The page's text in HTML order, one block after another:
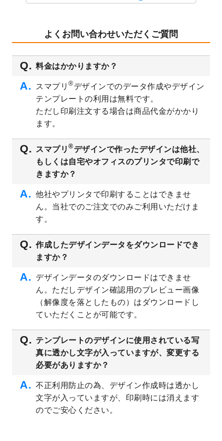
2023/9/1
2024年版1月始まりのカレンダーデザイン
オリジナルサイズ、変型サイズで作成でき
るようになりました！
2023/8/18
チケットのデザインテンプレートを追加し
ました。
2023/8/7
【新商品】チケット
が作成できるようにな
りました！
美容・エステのチラシデザインテンプレー
トを追加しました。
いたしました。
2023/6/12
うちわのデザインテンプレート
を公開いた
しました。
を公開いたしました。
2023/5/9
書類カバー（見積書表紙）のデザインテン
追加しました。
2023/4/20
2023/4/18
セミナー・講演会のチラシデザインテンプ
レートを追加しました。
2023/4/18
スポーツジム・フィットネスクラブのチラ
シデザインテンプレート
2023/3/16
シール・ラベルのデザインテンプレートを
公開いたしました。
2023/3/13
封筒（長3、洋長3、角2）のデザインテンプ
レートを追加しました。
2023/3/13
クリアファイルのデザインテンプレート
追加しました。
2023/3/2
パワーポイント版テンプレートをダウンロ
よくお問い合わせいただくご質問
料金はかかりますか？
スマプリ ®デザインでのデータ作成やデザイン
テンプレートの利用は無料です。
ただし印刷注文する場合は商品代金がかかり
ます。
スマプリ ®デザインで作ったデザインは他社、
もしくは自宅やオフィスのプリンタで印刷で
きますか？
他社やプリンタで印刷することはできませ
ん。当社でのご注文でのみご利用いただけま
す。
作成したデザインデータをダウンロードでき
ますか？
デザインデータのダウンロードはできませ
ん。ただしデザイン確認用のプレビュー画像
（解像度を落としたもの）はダウンロードし
ていただくことが可能です。
テンプレートのデザインに使用されている写
真に透かし文字が入っていますが、変更する
必要がありますか？
不正利用防止の為、デザイン作成時は透かし
文字が入っていますが、印刷時には消えます
のでご安心ください。